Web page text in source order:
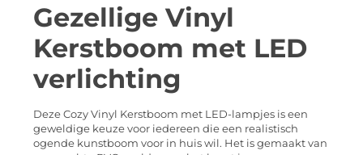
Gezellige Vinyl
Kerstboom met LED
verlichting
Deze Cozy Vinyl Kerstboom met LED-lampjes is een
geweldige keuze voor iedereen die een realistisch
ogende kunstboom voor in huis wil. Het is gemaakt van